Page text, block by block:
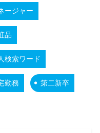
ージャー
品
検索ワード
勤務 第二新卒